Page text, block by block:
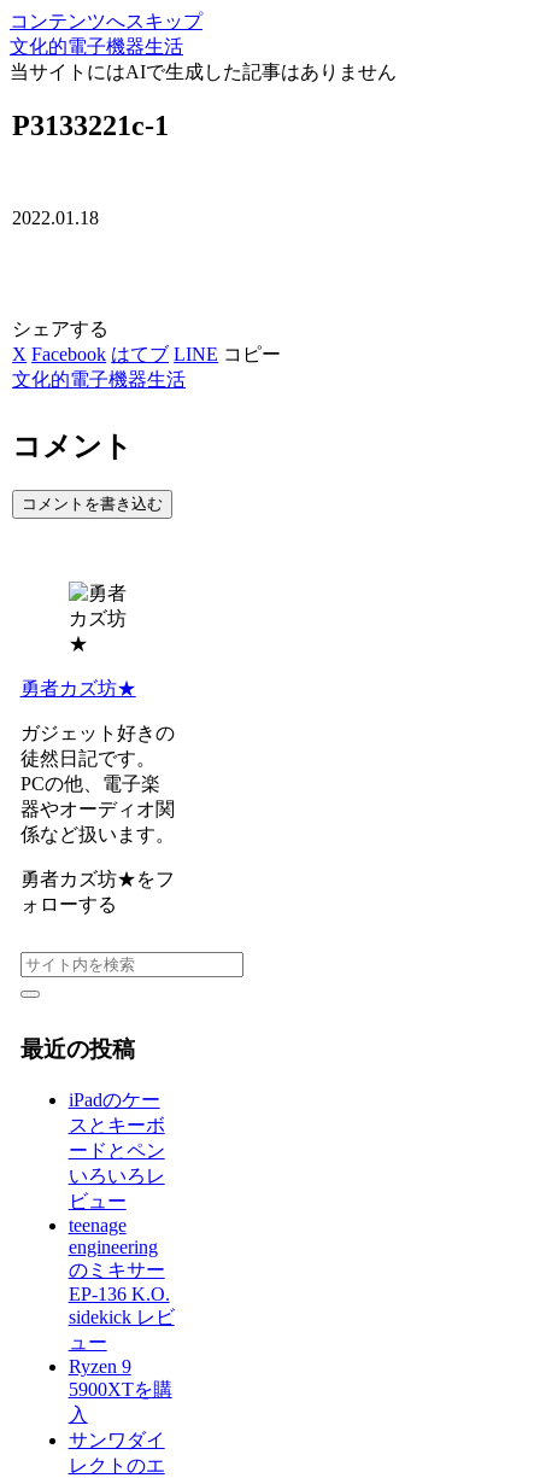
コンテンツへスキップ
文化的電子機器生活
当サイトにはAIで生成した記事はありません
P3133221c-1
2022.01.18
シェアする
X Facebook はてブ LINE コピー
文化的電子機器生活
コメント
コメントを書き込む
勇者カズ坊★
ガジェット好きの
徒然日記です。
PCの他、電子楽
器やオーディオ関
係など扱います。
勇者カズ坊★をフ
ォローする
最近の投稿
iPadのケー
スとキーボ
ードとペン
いろいろレ
ビュー
teenage
engineering
のミキサー
EP-136 K.O.
sidekick レビ
ュー
Ryzen 9
5900XTを購
入
サンワダイ
レクトのエ